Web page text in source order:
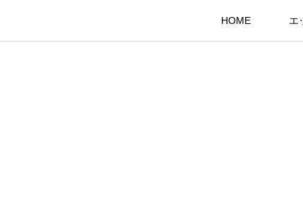
HOME エ